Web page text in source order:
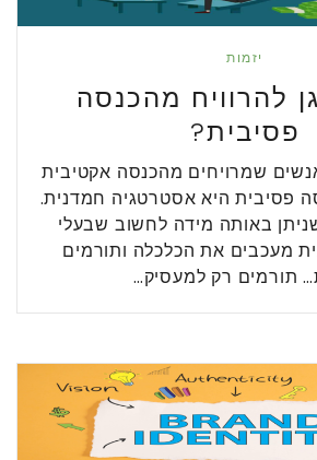
יזמות
להרוויח מהכנסה
פסיבית?
שמרויחים מהכנסה אקטיבית
פסיבית היא אסטרטגיה חמדנית.
באותה מידה לחשוב שבעלי
מעכבים את הכלכלה ותורמים
תורמים רק למעסיק…